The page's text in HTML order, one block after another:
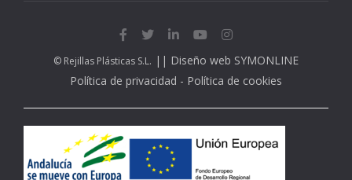
© Rejillas Plásticas S.L. || Diseño web SYMONLINE
Política de privacidad - Política de cookies